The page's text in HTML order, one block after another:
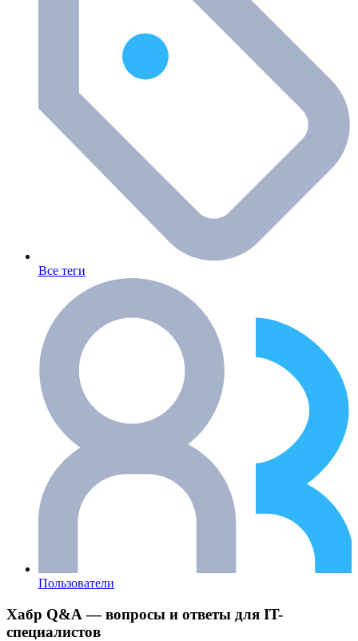
Все теги
Пользователи
Хабр Q&A — вопросы и ответы для IT-
специалистов